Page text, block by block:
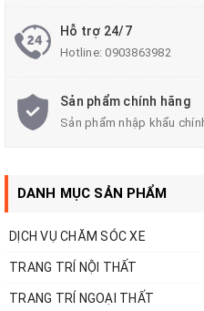
quý khách hàng thêm
của nó mang lại nhé.
Thuận Lợi
- Chi phí lắp đặt thấp, thời
ảnh hưởng đến nội thất
- Đội ngũ nhân viên
năm kinh nghiệm trong
Hỗ trợ 24/7
Hotline:0903863982
Sản phẩm chính hãng
Sản phẩm nhập khẩu
DANH MỤC SẢN PHẨM
DỊCH VỤ CHĂM SÓC XE
TRANG TRÍ NỘI THẤT
TRANG TRÍ NGOẠI THẤT